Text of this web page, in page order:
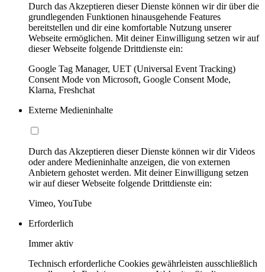
Durch das Akzeptieren dieser Dienste können wir dir über die
grundlegenden Funktionen hinausgehende Features
bereitstellen und dir eine komfortable Nutzung unserer
Webseite ermöglichen. Mit deiner Einwilligung setzen wir auf
dieser Webseite folgende Drittdienste ein:
Google Tag Manager, UET (Universal Event Tracking)
Consent Mode von Microsoft, Google Consent Mode,
Klarna, Freshchat
Externe Medieninhalte
Durch das Akzeptieren dieser Dienste können wir dir Videos
oder andere Medieninhalte anzeigen, die von externen
Anbietern gehostet werden. Mit deiner Einwilligung setzen
wir auf dieser Webseite folgende Drittdienste ein:
Vimeo, YouTube
Erforderlich
Immer aktiv
Technisch erforderliche Cookies gewährleisten ausschließlich